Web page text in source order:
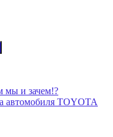
мы и зачем!?
автомобиля TOYOTA